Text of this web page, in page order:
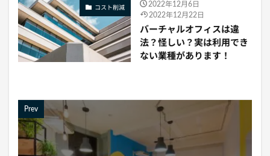
コスト削減
2022年12月6日
2022年12月22日
バーチャルオフィスは違
法？怪しい？実は利用でき
ない業種があります！
Prev